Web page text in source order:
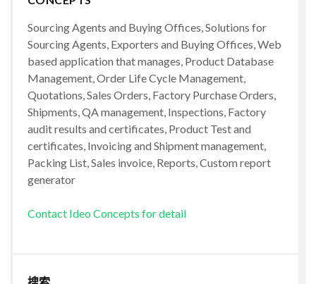
Sourcing Agents and Buying Offices, Solutions for
Sourcing Agents, Exporters and Buying Offices, Web
based application that manages, Product Database
Management, Order Life Cycle Management,
Quotations, Sales Orders, Factory Purchase Orders,
Shipments, QA management, Inspections, Factory
audit results and certificates, Product Test and
certificates, Invoicing and Shipment management,
Packing List, Sales invoice, Reports, Custom report
generator
Contact Ideo Concepts for detail